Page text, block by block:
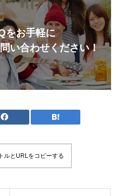
をお手軽に
い合わせください！
ルとURLをコピーする